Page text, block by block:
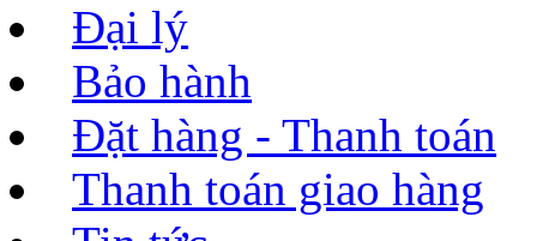
Đại lý
Bảo hành
Đặt hàng - Thanh toán
Thanh toán giao hàng